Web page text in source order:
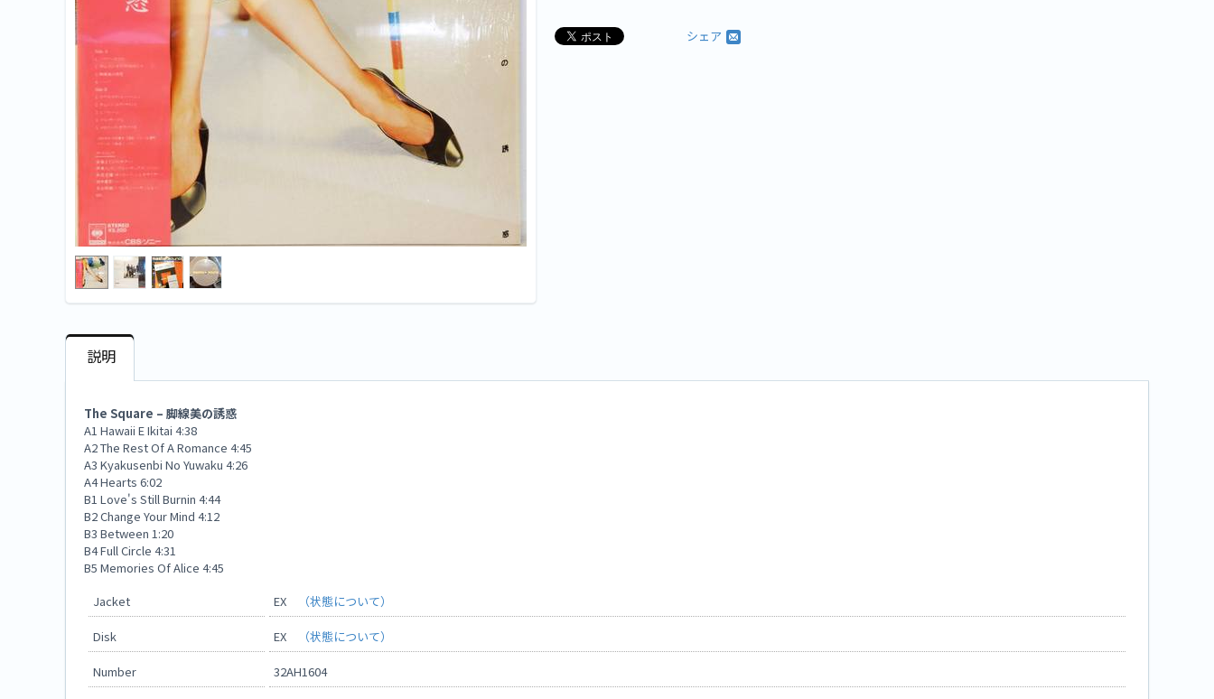
シェア
説明
The Square – 脚線美の誘惑
A1 Hawaii E Ikitai 4:38
A2 The Rest Of A Romance 4:45
A3 Kyakusenbi No Yuwaku 4:26
A4 Hearts 6:02
B1 Love's Still Burnin 4:44
B2 Change Your Mind 4:12
B3 Between 1:20
B4 Full Circle 4:31
B5 Memories Of Alice 4:45
Jacket
EX （状態について）
Disk EX （状態について）
Number 32AH1604